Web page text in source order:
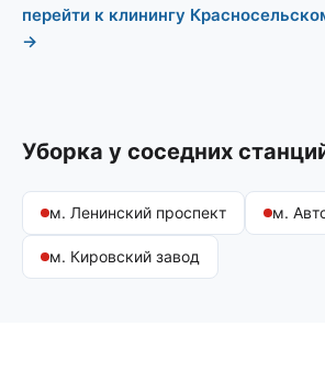
перейти к клинингу
→
Уборка у соседних
м. Ленинский проспект м.
м. Кировский завод